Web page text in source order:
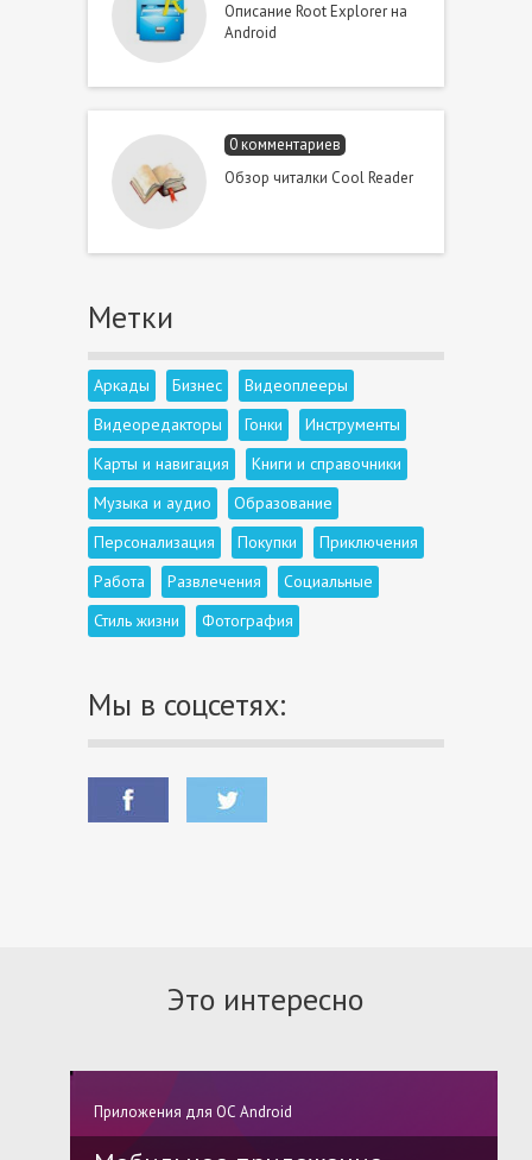
Описание Root Explorer на
Android
0 комментариев
Обзор читалки Cool Reader
Метки
Аркады Бизнес
Видеоплееры
Видеоредакторы
Гонки
Инструменты
Карты и навигация
Книги и справочники
Музыка и аудио
Образование
Персонализация
Покупки
Приключения
Работа
Развлечения
Социальные
Стиль жизни
Фотография
Мы в соцсетях:
Это интересно
Приложения для ОС Android